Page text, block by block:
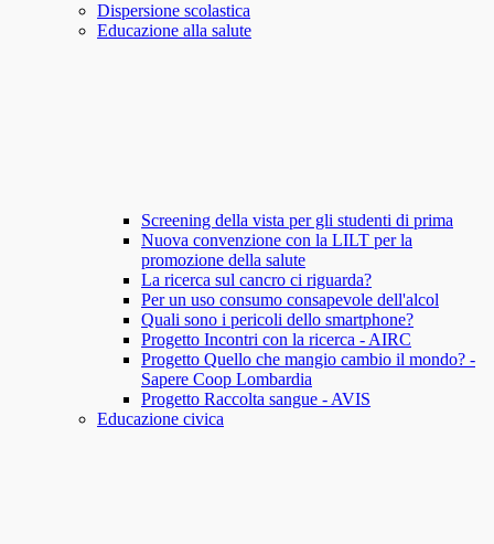
Dispersione scolastica
Educazione alla salute
Screening della vista per gli studenti di prima
Nuova convenzione con la LILT per la
promozione della salute
La ricerca sul cancro ci riguarda?
Per un uso consumo consapevole dell'alcol
Quali sono i pericoli dello smartphone?
Progetto Incontri con la ricerca - AIRC
Progetto Quello che mangio cambio il mondo? -
Sapere Coop Lombardia
Progetto Raccolta sangue - AVIS
Educazione civica